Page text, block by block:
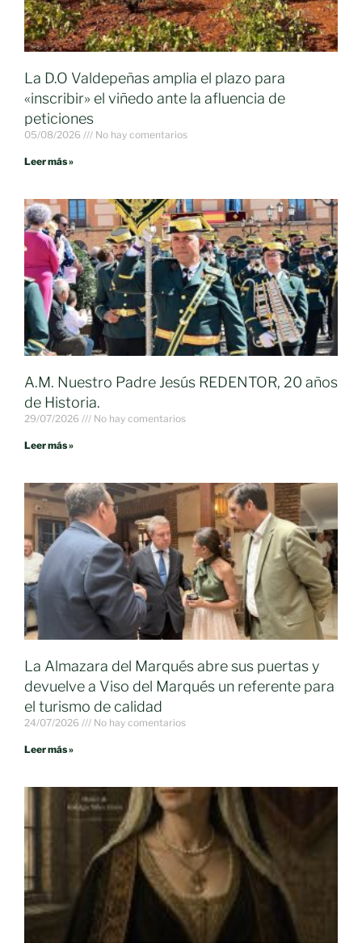
La D.O Valdepeñas amplia el plazo para
«inscribir» el viñedo ante la afluencia de
peticiones
05/08/2026 No hay comentarios
Leer más »
A.M. Nuestro Padre Jesús REDENTOR, 20 años
de Historia.
29/07/2026 No hay comentarios
Leer más »
La Almazara del Marqués abre sus puertas y
devuelve a Viso del Marqués un referente para
el turismo de calidad
24/07/2026 No hay comentarios
Leer más »